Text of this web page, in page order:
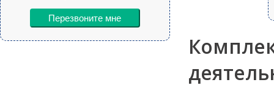
Перезвоните мне